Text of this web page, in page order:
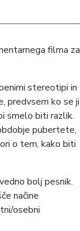
filma za
stereotipi in
predvsem ko se ji
smelo biti razlik.
pubertete,
o tem, kako biti
bolj pesnik.
načine
osebni